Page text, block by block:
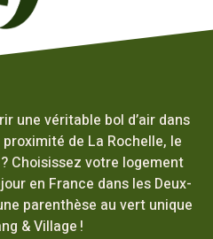
une véritable bol d’air dans
de La Rochelle, le
Choisissez votre logement
en France dans les Deux-
parenthèse au vert unique
& Village !